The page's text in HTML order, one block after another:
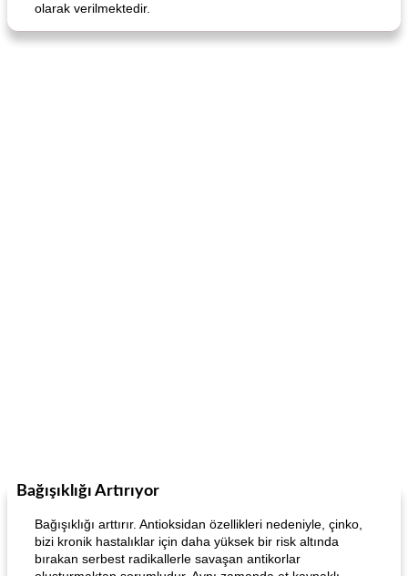
olarak verilmektedir.
Bağışıklığı Artırıyor
Bağışıklığı arttırır. Antioksidan özellikleri nedeniyle, çinko,
bizi kronik hastalıklar için daha yüksek bir risk altında
bırakan serbest radikallerle savaşan antikorlar